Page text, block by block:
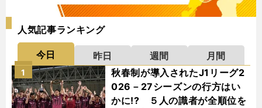
人気記事ランキング
今日 昨日 週間
月間
秋春制が導入されたJ1リーグ2
026－27シーズンの行方はい
かに!? ５人の識者が全順位を
1